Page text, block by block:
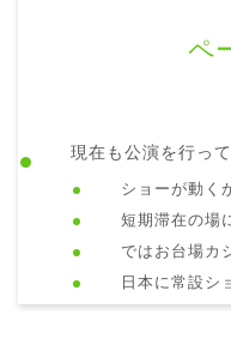
ペ
現在も公演を行っ
ショーが動く
短期滞在の場
ではお台場カ
日本に常設シ